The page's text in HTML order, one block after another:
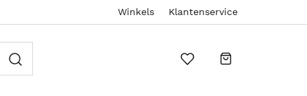
Winkels Klantenservice